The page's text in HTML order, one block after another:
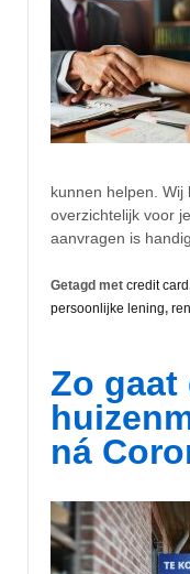
kunnen helpen. Wij
overzichtelijk voor
aanvragen is
Getagd met credit card
persoonlijke lening,
Zo gaat
ná